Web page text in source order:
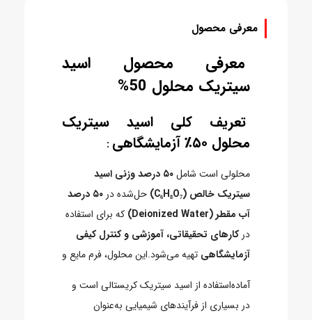
معرفی محصول
معرفی محصول اسید
سیتریک محلول 50%
تعریف کلی اسید سیتریک
محلول ۵۰٪ آزمایشگاهی
:
محلولی است شامل
۵۰ درصد وزنی اسید
سیتریک خالص (C₆H₈O₇)
حل‌شده در
۵۰ درصد
آب مقطر (Deionized Water)
که برای استفاده
درکارهای تحقیقاتی، آموزشی و کنترل کیفی
آزمایشگاهی تهیه می‌شود.این محلول، فرم مایع و
آماده‌استفاده از اسید سیتریک کریستالی است و
در بسیاری از فرآیندهای شیمیایی به‌عنوان